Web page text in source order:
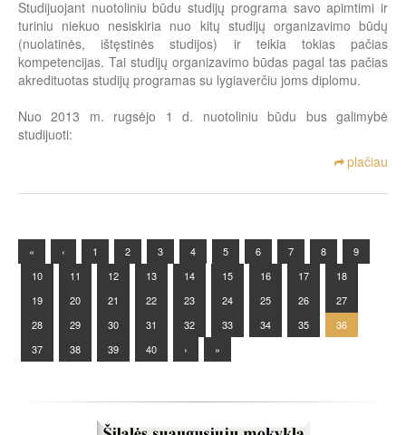
Studijuojant nuotoliniu būdu studijų programa savo apimtimi ir
turiniu niekuo nesiskiria nuo kitų studijų organizavimo būdų
(nuolatinės, ištęstinės studijos) ir teikia tokias pačias
kompetencijas. Tai studijų organizavimo būdas pagal tas pačias
akredituotas studijų programas su lygiaverčiu joms diplomu.
Nuo 2013 m. rugsėjo 1 d. nuotoliniu būdu bus galimybė
studijuoti:
plačiau
« ‹ 1 2 3 4 5 6 7 8
9
10
11 12 13 14 15 16 17
18
19
20 21 22 23 24 25 26
27
28
29 30 31 32 33 34 35
36
37
38 39 40 › »